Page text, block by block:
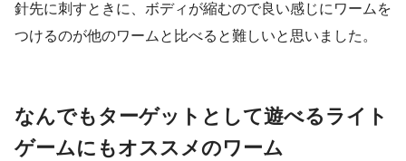
針先に刺すときに、ボディが縮むので良い感じにワームを
つけるのが他のワームと比べると難しいと思いました。
なんでもターゲットとして遊べるライト
ゲームにもオススメのワーム